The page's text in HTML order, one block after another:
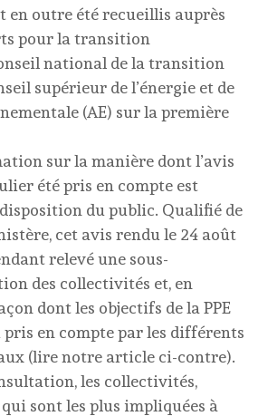
en outre été recueillis auprès
pour la transition
national de la transition
supérieur de l’énergie et de
(AE) sur la première
sur la manière dont l’avis
été pris en compte est
du public. Qualifié de
cet avis rendu le 24 août
relevé une sous-
des collectivités et, en
dont les objectifs de la PPE
pris en compte par les différents
(lire notre article ci-contre).
les collectivités,
sont les plus impliquées à